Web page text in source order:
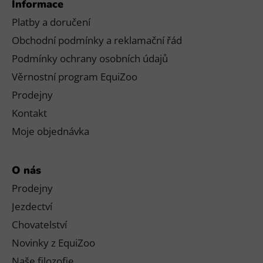
Informace
Platby a doručení
Obchodní podmínky a reklamační řád
Podmínky ochrany osobních údajů
Věrnostní program EquiZoo
Prodejny
Kontakt
Moje objednávka
O nás
Prodejny
Jezdectví
Chovatelství
Novinky z EquiZoo